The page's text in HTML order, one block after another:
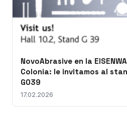
NovoAbrasive en la
Colonia: le invitamos al
G039
17.02.2026